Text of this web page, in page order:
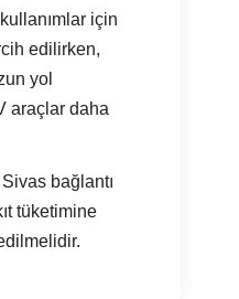
için
edilirken,
yol
araçlar daha
bağlantı
tüketimine